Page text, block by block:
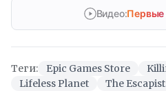
Видео:Первые
Теги: Epic Games Store
Lifeless Planet
The